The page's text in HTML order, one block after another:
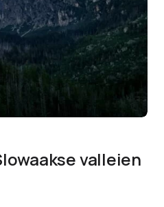
valleien